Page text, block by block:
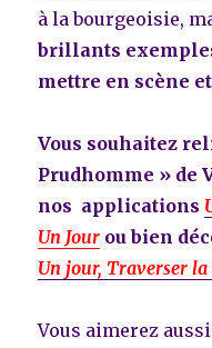
à la bourgeoisie,
brillants
mettre en scène
Vous souhaitez
Prudhomme » de
nos applications
Un Jour ou bien
Un jour, Traverser
Vous aimerez aussi